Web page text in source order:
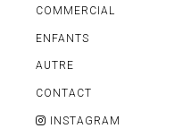
COMMERCIAL
ENFANTS
AUTRE
MARIAGE / FAMILLE /
CONTACT
INSTAGRAM